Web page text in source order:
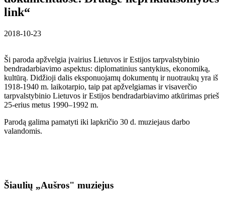
link“
2018-10-23
Ši paroda apžvelgia įvairius Lietuvos ir Estijos tarpvalstybinio
bendradarbiavimo aspektus: diplomatinius santykius, ekonomiką,
kultūrą. Didžioji dalis eksponuojamų dokumentų ir nuotraukų yra iš
1918-1940 m. laikotarpio, taip pat apžvelgiamas ir visaverčio
tarpvalstybinio Lietuvos ir Estijos bendradarbiavimo atkūrimas prieš
25-erius metus 1990–1992 m.
Parodą galima pamatyti iki lapkričio 30 d. muziejaus darbo
valandomis.
Šiaulių „Aušros" muziejus